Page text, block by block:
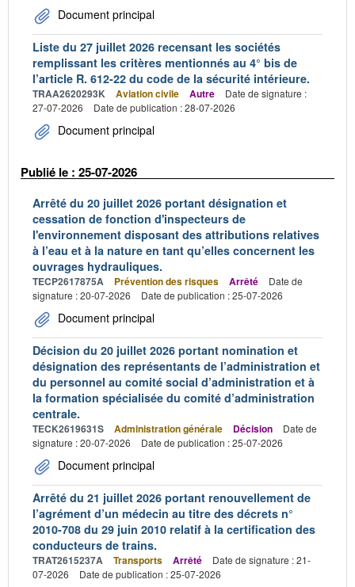
Document principal
Liste du 27 juillet 2026 recensant les sociétés
remplissant les critères mentionnés au 4° bis de
l’article R. 612-22 du code de la sécurité intérieure.
TRAA2620293K Aviation civile Autre
Date de signature :
27-07-2026
Date de publication : 28-07-2026
Document principal
Publié le : 25-07-2026
Arrêté du 20 juillet 2026 portant désignation et
cessation de fonction d'inspecteurs de
l'environnement disposant des attributions relatives
à l’eau et à la nature en tant qu’elles concernent les
ouvrages hydrauliques.
TECP2617875A Prévention des risques Arrêté
Date de
signature : 20-07-2026
Date de publication : 25-07-2026
Document principal
Décision du 20 juillet 2026 portant nomination et
désignation des représentants de l’administration et
du personnel au comité social d’administration et à
la formation spécialisée du comité d’administration
centrale.
TECK2619631S Administration générale Décision
Date de
signature : 20-07-2026
Date de publication : 25-07-2026
Document principal
Arrêté du 21 juillet 2026 portant renouvellement de
l’agrément d’un médecin au titre des décrets n°
2010-708 du 29 juin 2010 relatif à la certification des
conducteurs de trains.
TRAT2615237A Transports Arrêté
Date de signature : 21-
07-2026
Date de publication : 25-07-2026